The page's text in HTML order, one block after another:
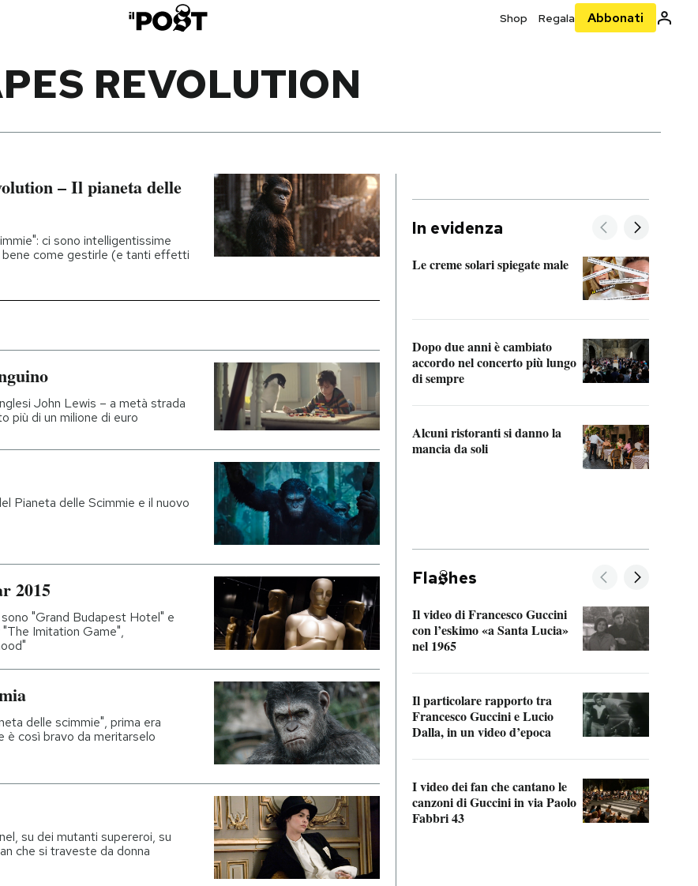
Shop Regala Abbonati
REVOLUTION
– Il pianeta delle
ci sono intelligentissime
bene come gestirle (e tanti effetti
John Lewis – a metà strada
più di un milione di euro
Pianeta delle Scimmie e il nuovo
2015
"Grand Budapest Hotel" e
Imitation Game",
delle scimmie", prima era
è così bravo da meritarselo
su dei mutanti supereroi, su
che si traveste da donna
In evidenza
Le creme solari spiegate male
Dopo due anni è cambiato
accordo nel concerto più lungo
di sempre
Alcuni ristoranti si danno la
mancia da soli
Fla hes
Il video di Francesco Guccini
con l’eskimo «a Santa Lucia»
nel 1965
Il particolare rapporto tra
Francesco Guccini e Lucio
Dalla, in un video d’epoca
I video dei fan che cantano le
canzoni di Guccini in via Paolo
Fabbri 43